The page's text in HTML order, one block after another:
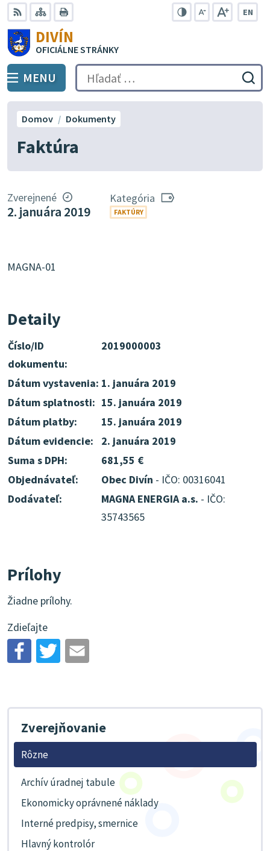
Preskočiť
na
obsah
RSS Mapa
EN
DIVÍN
OFICIÁLNE STRÁNKY
PREPNÚŤ
MENU Hľadať:
Faktúra
Domov Dokumenty
Zverejnené
2. januára 2019
Kategória
FAKTÚRY
MAGNA-01
Detaily
Číslo/ID
dokumentu:
2019000003
Dátum vystavenia: 1. januára 2019
Dátum splatnosti: 15. januára 2019
Dátum platby:
15. januára 2019
Dátum evidencie:
2. januára 2019
Suma s DPH:
681,55 €
Objednávateľ:
Obec Divín - IČO: 00316041
Dodávateľ:
MAGNA ENERGIA a.s. - IČO:
35743565
Prílohy
Žiadne prílohy.
Zdieľajte
Zverejňovanie
Rôzne
Archív úradnej tabule
Ekonomicky oprávnené náklady
Interné predpisy, smernice
Hlavný kontrolór